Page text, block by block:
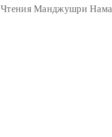
Чтения Манджушри